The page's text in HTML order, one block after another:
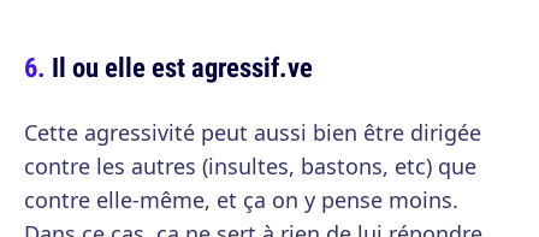
Il ou elle est agressif.ve
Cette agressivité peut aussi bien être dirigée
contre les autres (insultes, bastons, etc) que
contre elle-même, et ça on y pense moins.